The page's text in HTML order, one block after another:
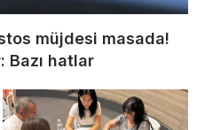
müjdesi masada!
Bazı hatlar